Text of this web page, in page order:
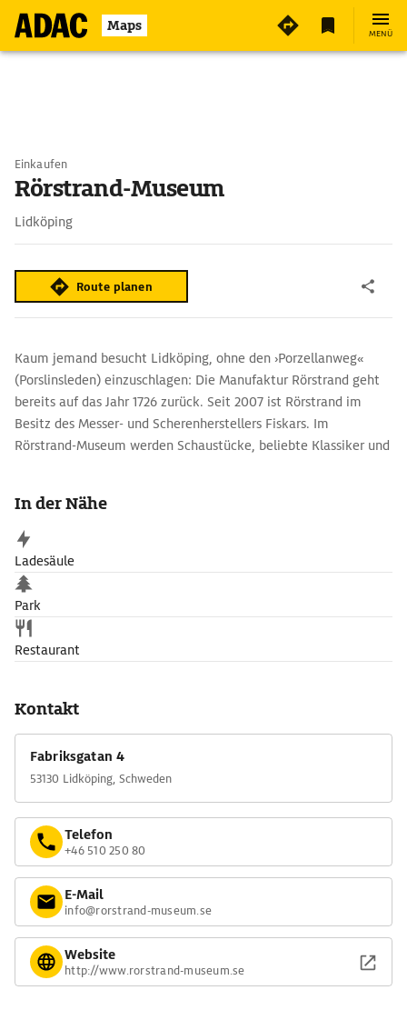
Maps MENÜ
Einkaufen
Rörstrand-Museum
Lidköping
Route planen
Kaum jemand besucht Lidköping, ohne den ›Porzellanweg«
(Porslinsleden) einzuschlagen: Die Manufaktur Rörstrand geht
bereits auf das Jahr 1726 zurück. Seit 2007 ist Rörstrand im
Besitz des Messer- und Scherenherstellers Fiskars. Im
Rörstrand-Museum werden Schaustücke, beliebte Klassiker und
In der Nähe
Ladesäule
Park
Restaurant
Kontakt
Fabriksgatan 4
53130 Lidköping, Schweden
Telefon
+46 510 250 80
E-Mail
info@rorstrand-museum.se
Website
http://www.rorstrand-museum.se